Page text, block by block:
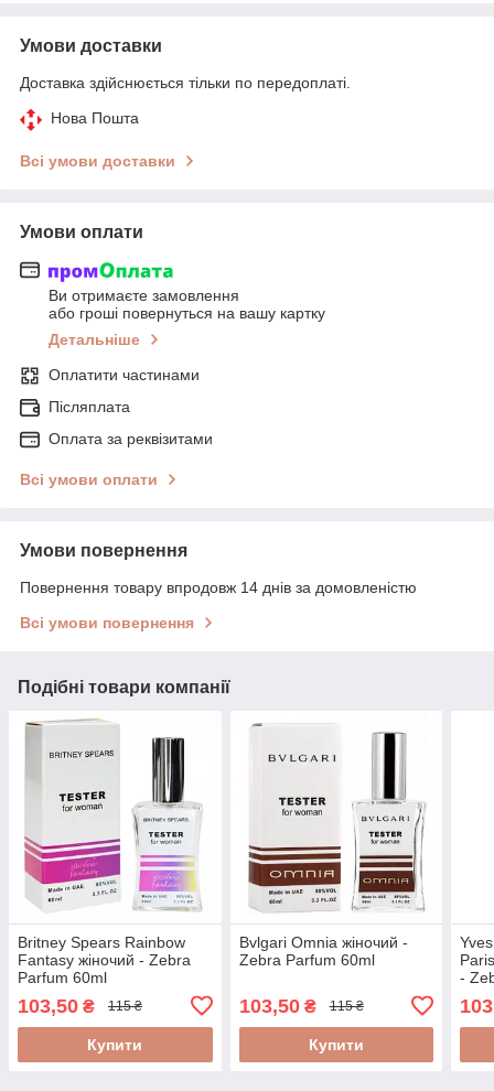
Умови доставки
Доставка здійснюється тільки по передоплаті.
Нова Пошта
Всі умови доставки
Умови оплати
Ви отримаєте замовлення
або гроші повернуться на вашу картку
Детальніше
Оплатити частинами
Післяплата
Оплата за реквізитами
Всі умови оплати
Умови повернення
Повернення товару впродовж 14 днів за домовленістю
Всі умови повернення
Подібні товари компанії
Britney Spears Rainbow
Fantasy жіночий - Zebra
Parfum 60ml
103,50 ₴ 115 ₴
Купити
Bvlgari Omnia жіночий -
Zebra Parfum 60ml
103,50₴ 115 ₴
Купити
-